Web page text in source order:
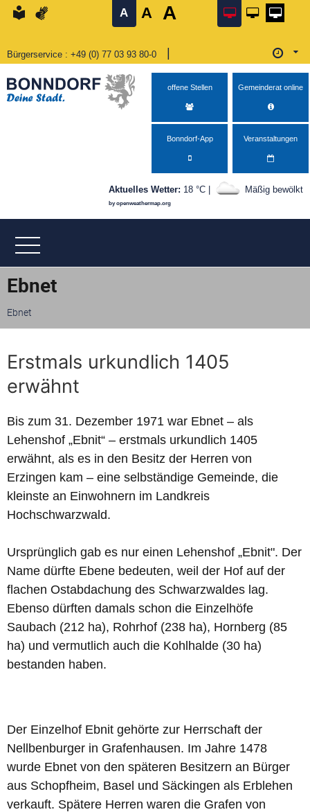
Bedienhilfe öffnen
Suche starten
Menü öffnen
zum Inhalt
zurück zum Seitenanfang
zu den Kontaktinformationen
zurück zur Startseite
Bürgerservice Telefon
: +49 (0) 77 03 93 80-0
Öffnungszeiten Montag von 08:00–12:00 Uhr und
A A A
offene Stellen Gemeinderat online
Bonndorf-App Veranstaltungen
by openweathermap.org
Aktuelles Wetter: 18 °C | Mäßig bewölkt
Ebnet
Ebnet
Erstmals urkundlich 1405
erwähnt
Bis zum 31. Dezember 1971 war Ebnet – als
Lehenshof „Ebnit“ – erstmals urkundlich 1405
erwähnt, als es in den Besitz der Herren von
Erzingen kam – eine selbständige Gemeinde, die
kleinste an Einwohnern im Landkreis
Hochschwarzwald.
Ursprünglich gab es nur einen Lehenshof „Ebnit". Der
Name dürfte Ebene bedeuten, weil der Hof auf der
flachen Ostabdachung des Schwarzwaldes lag.
Ebenso dürften damals schon die Einzelhöfe
Saubach (212 ha), Rohrhof (238 ha), Hornberg (85
ha) und vermutlich auch die Kohlhalde (30 ha)
bestanden haben.
Der Einzelhof Ebnit gehörte zur Herrschaft der
Nellbenburger in Grafenhausen. Im Jahre 1478
wurde Ebnet von den späteren Besitzern an Bürger
aus Schopfheim, Basel und Säckingen als Erblehen
verkauft. Spätere Herren waren die Grafen von